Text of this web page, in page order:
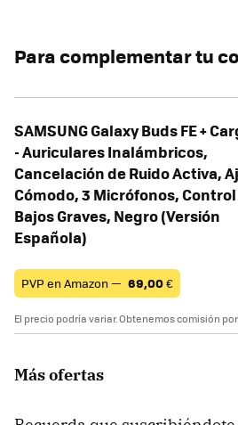
Para complementar tu
SAMSUNG Galaxy Buds FE +
- Auriculares Inalámbricos,
Cancelación de Ruido Activa,
Cómodo, 3 Micrófonos,
Bajos Graves, Negro (Versión
Española)
PVP en Amazon — 69,00€
El precio podría variar. Obtenemos comisión
Más ofertas